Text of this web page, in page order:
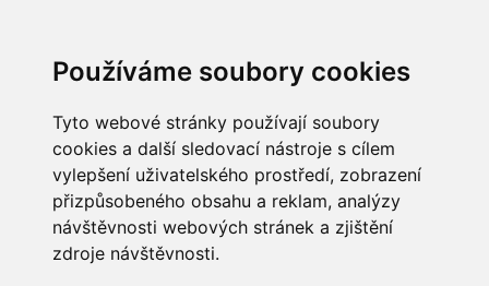
Používáme soubory cookies
Tyto webové stránky používají soubory
cookies a další sledovací nástroje s cílem
vylepšení uživatelského prostředí, zobrazení
přizpůsobeného obsahu a reklam, analýzy
návštěvnosti webových stránek a zjištění
zdroje návštěvnosti.